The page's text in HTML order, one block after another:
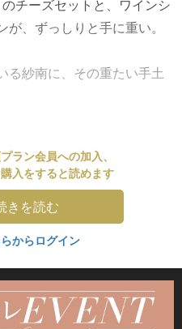
チーズセットと、ワインシ
、ずっしりと手に重い。
る紗南に、その重たい手土
ラン会員への加入、
入をすると読めます
きを読む
からログイン